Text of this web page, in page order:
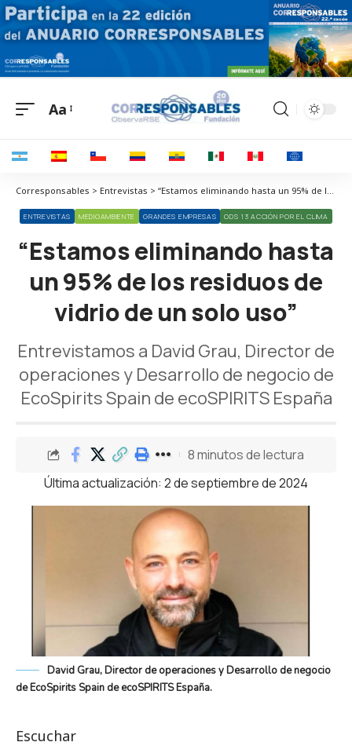
Aa
Corresponsables > Entrevistas > “Estamos eliminando hasta un 95% de los residuos de vidrio de un solo uso”
ENTREVISTAS MEDIOAMBIENTE GRANDES EMPRESAS ODS 13 ACCIÓN POR EL CLIMA
“Estamos eliminando hasta
un 95% de los residuos de
vidrio de un solo uso”
Entrevistamos a David Grau, Director de
operaciones y Desarrollo de negocio de
EcoSpirits Spain de ecoSPIRITS España
Última actualización: 2 de septiembre de 2024
8 minutos de lectura
David Grau, Director de operaciones y Desarrollo de negocio
de EcoSpirits Spain de ecoSPIRITS España.
Escuchar